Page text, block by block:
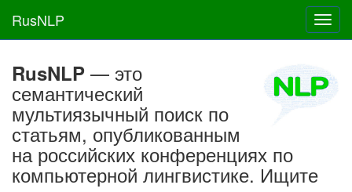
RusNLP
RusNLP — это
семантический
мультиязычный поиск по
статьям, опубликованным
на российских конференциях по
компьютерной лингвистике. Ищите